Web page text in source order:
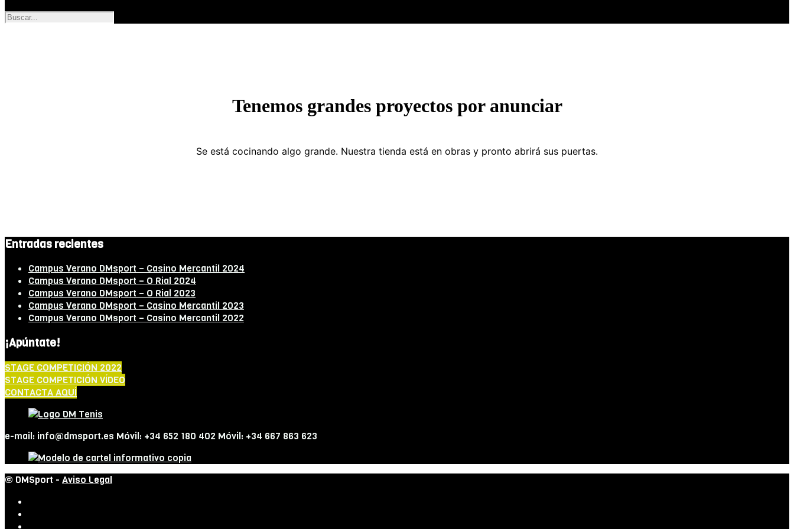
Tenemos grandes proyectos por anunciar
Se está cocinando algo grande. Nuestra tienda está en obras y pronto abrirá sus puertas.
Entradas recientes
Campus Verano DMsport – Casino Mercantil 2024
Campus Verano DMsport – O Rial 2024
Campus Verano DMsport – O Rial 2023
Campus Verano DMsport – Casino Mercantil 2023
Campus Verano DMsport – Casino Mercantil 2022
¡Apúntate!
STAGE COMPETICIÓN 2022
STAGE COMPETICIÓN VÍDEO
CONTACTA AQUÍ
e-mail: info@dmsport.es Móvil: +34 652 180 402 Móvil: +34 667 863 623
© DMSport - Aviso Legal